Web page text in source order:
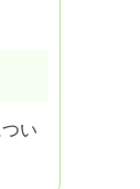
い